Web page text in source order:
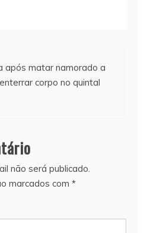
após matar namorado a
corpo no quintal
não será publicado.
marcados com *